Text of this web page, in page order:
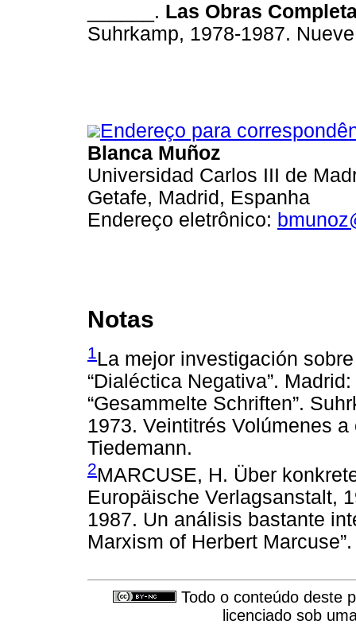
______. Las Obras
Suhrkamp, 1978-1987.
Endereço para
Blanca Muñoz
Universidad Carlos III de
Getafe, Madrid, Espanha
Endereço eletrônico:
Notas
1 La mejor investigación
“Dialéctica Negativa”.
“Gesammelte Schriften”.
1973. Veintitrés Volúmenes
Tiedemann.
2MARCUSE, H. Über
Europäische Verlagsanstalt,
1987. Un análisis bastante
Marxism of Herbert
Todo o conteúdo deste
licenciado sob